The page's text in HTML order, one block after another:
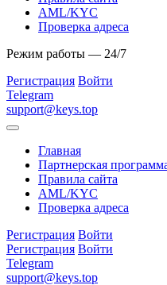
AML/KYC
Проверка адреса
Режим работы — 24/7
Регистрация Войти
Telegram
support@keys.top
Главная
Партнерская
Правила сайта
AML/KYC
Проверка адреса
Регистрация Войти
Регистрация Войти
Telegram
support@keys.top